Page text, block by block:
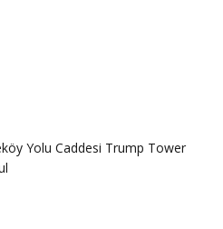
Yolu Caddesi Trump Tower